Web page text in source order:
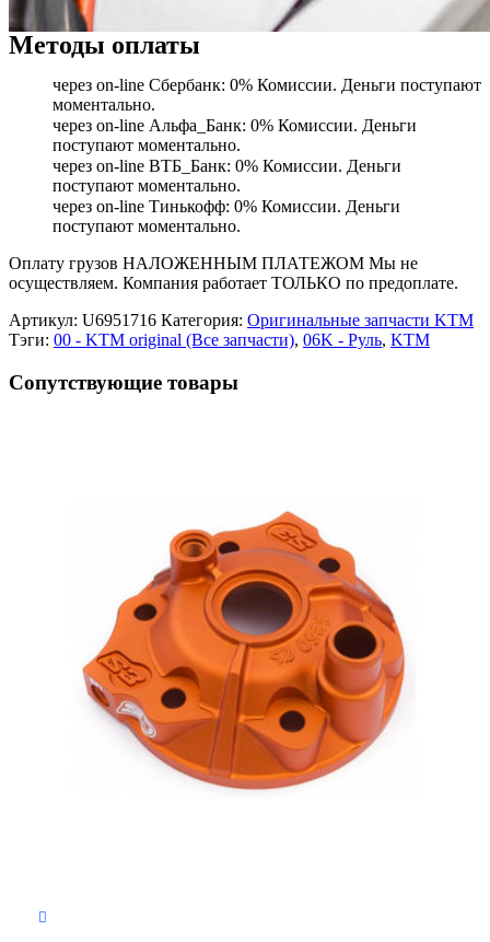
Методы оплаты
через on-line Сбербанк: 0% Комиссии. Деньги поступают
моментально.
через on-line Альфа_Банк: 0% Комиссии. Деньги
поступают моментально.
через on-line ВТБ_Банк: 0% Комиссии. Деньги
поступают моментально.
через on-line Тинькофф: 0% Комиссии. Деньги
поступают моментально.
Оплату грузов НАЛОЖЕННЫМ ПЛАТЕЖОМ Мы не
осуществляем. Компания работает ТОЛЬКО по предоплате.
Артикул: U6951716 Категория: Оригинальные запчасти KTM
Тэги: 00 - KTM original (Все запчасти), 06K - Руль, KTM
Сопутствующие товары